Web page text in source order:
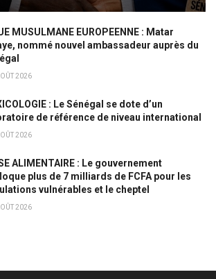
MUSULMANE EUROPEENNE : Matar
nommé nouvel ambassadeur auprès du
2026
: Le Sénégal se dote d’un
de référence de niveau international
2026
ALIMENTAIRE : Le gouvernement
plus de 7 milliards de FCFA pour les
vulnérables et le cheptel
2026